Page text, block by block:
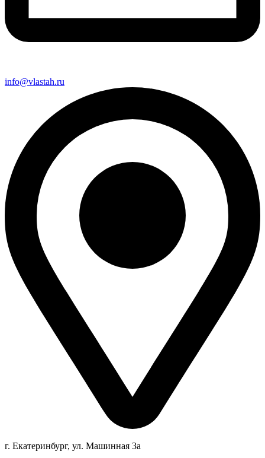
info@vlastah.ru
г. Екатеринбург, ул. Машинная 3а